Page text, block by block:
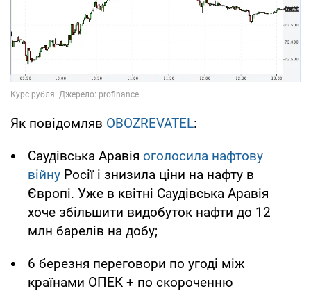
Як повідомляв OBOZREVATEL:
Саудівська Аравія оголосила нафтову
війну Росії і знизила ціни на нафту в
Європі. Уже в квітні Саудівська Аравія
хоче збільшити видобуток нафти до 12
млн барелів на добу;
6 березня переговори по угоді між
країнами ОПЕК + по скороченню